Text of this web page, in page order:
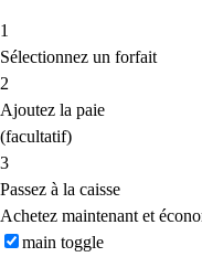
1
Sélectionnez un forfait
2
Ajoutez la paie
(facultatif)
3
Passez à la caisse
Achetez maintenant et
main toggle